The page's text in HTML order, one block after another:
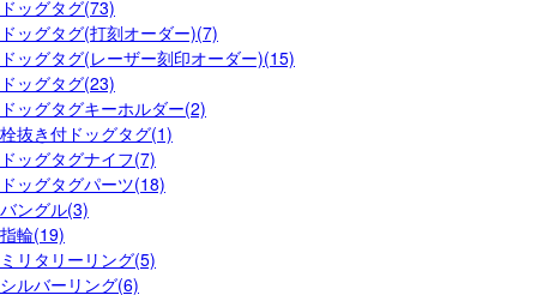
ドッグタグ(73)
ドッグタグ(打刻オーダー)(7)
ドッグタグ(レーザー刻印オーダー)(15)
ドッグタグ(23)
ドッグタグキーホルダー(2)
栓抜き付ドッグタグ(1)
ドッグタグナイフ(7)
ドッグタグパーツ(18)
バングル(3)
指輪(19)
ミリタリーリング(5)
シルバーリング(6)